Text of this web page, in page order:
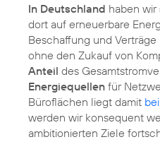
In Deutschland haben wir
dort auf erneuerbare
Beschaffung und
ohne den Zukauf von
Anteil des
Energiequellen für
Büroflächen liegt damit
werden wir konsequent
ambitionierten Ziele